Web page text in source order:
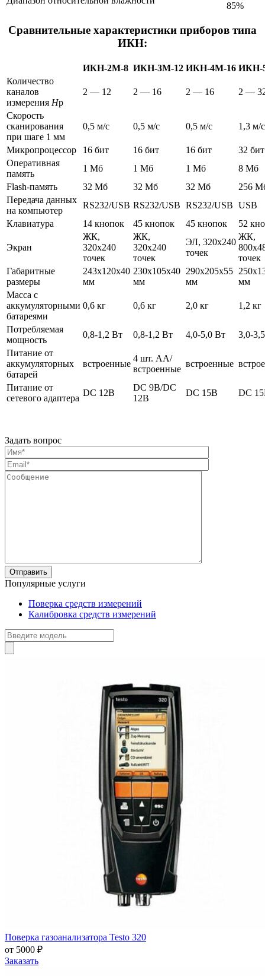
85%
Сравнительные характеристики приборов типа
ИКН:
ИКН-2М-8 ИКН-3М-12 ИКН-4М-16 ИКН-
Количество
каналов
измерения Нр
2 — 12 2 — 16 2 — 16 2 —
Скорость
сканирования
при шаге 1 мм
0,5 м/с 0,5 м/с 0,5 м/с 1,3 м/с
Микропроцессор 16 бит 16 бит 16 бит
32 бит
Оперативная
память
1 Мб 1 Мб 1 Мб
8 Мб
Flash-память
32 Мб 32 Мб 32 Мб
256
Передача данных
на компьютер
RS232/USB RS232/USB RS232/USB USB
Клавиатура
14 кнопок 45 кнопок 45 кнопок 52
Экран
ЖК,
320х240
точек
ЖК,
320х240
точек
ЭЛ, 320х240
точек
ЖК,
точек
Габаритные
размеры
243х120х40
мм
230х105х40
мм
290х205х55
мм
мм
Масса с
аккумуляторными
батареями
0,6 кг 0,6 кг 2,0 кг 1,2 кг
Потребляемая
мощность
0,8-1,2 Вт 0,8-1,2 Вт 4,0-5,0 Вт
3,0-
Питание от
аккумуляторных
батарей
встроенные
4 шт. АА/
встроенные
встроенные
Питание от
сетевого адаптера
DC 12В
DC 9В/DC
12В
DC 15В DC
Задать вопрос
Популярные услуги
Поверка средств измерений
Калибровка средств измерений
Поверка газоанализатора Testo 320
от 5000 ₽
Заказать